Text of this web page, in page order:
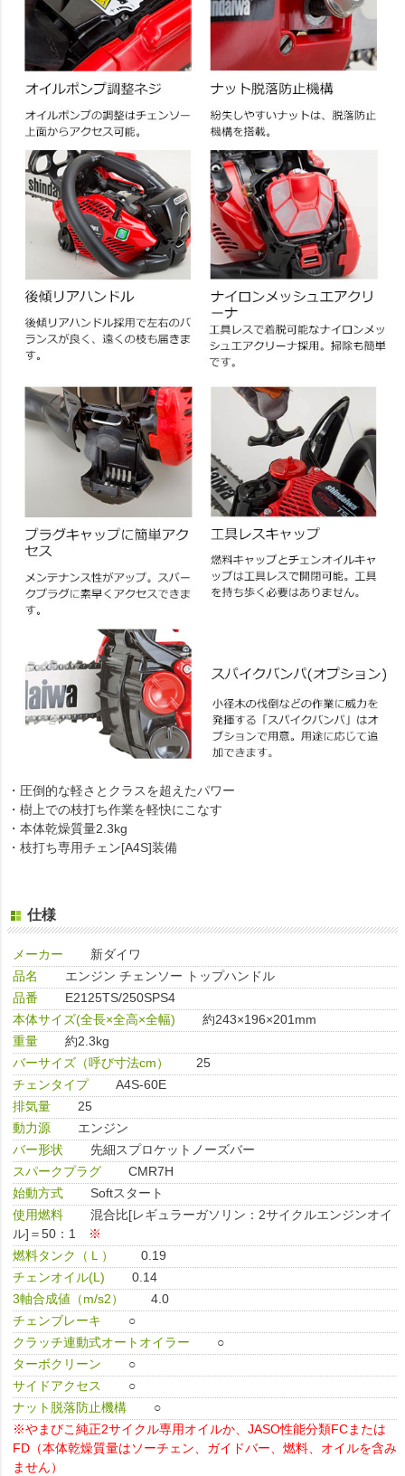
・圧倒的な軽さとクラスを超えたパワー
・樹上での枝打ち作業を軽快にこなす
・本体乾燥質量2.3kg
・枝打ち専用チェン[A4S]装備
仕様
メーカー
新ダイワ
品名
エンジン チェンソー トップハンドル
品番
E2125TS/250SPS4
本体サイズ(全長×全高×全幅)
約243×196×201mm
重量
約2.3kg
バーサイズ（呼び寸法cm）
25
チェンタイプ
A4S-60E
排気量
25
動力源
エンジン
バー形状
先細スプロケットノーズバー
スパークプラグ
CMR7H
始動方式
Softスタート
使用燃料
混合比[レギュラーガソリン：2サイクルエンジンオイ
ル]＝50：1
※
燃料タンク（Ｌ）
0.19
チェンオイル(L)
0.14
3軸合成値（m/s2）
4.0
チェンブレーキ
○
クラッチ連動式オートオイラー
○
ターボクリーン
○
サイドアクセス
○
ナット脱落防止機構
○
※やまびこ純正2サイクル専用オイルか、JASO性能分類FCまたは
FD（本体乾燥質量はソーチェン、ガイドバー、燃料、オイルを含み
ません）